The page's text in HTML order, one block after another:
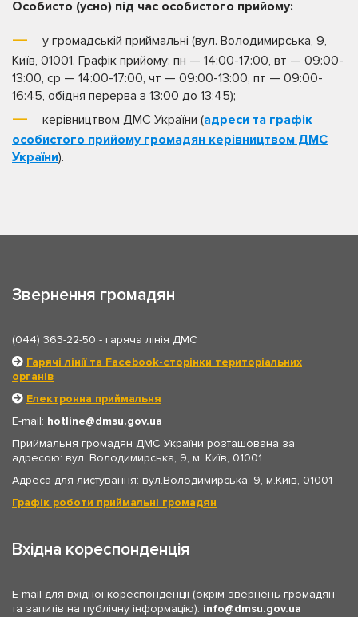
Особисто (усно) під час особистого прийому:
у громадській приймальні (вул. Володимирська, 9,
Київ, 01001. Графік прийому: пн — 14:00-17:00, вт — 09:00-
13:00, ср — 14:00-17:00, чт — 09:00-13:00, пт — 09:00-
16:45, обідня перерва з 13:00 до 13:45);
керівництвом ДМС України (адреси та графік
особистого прийому громадян керівництвом ДМС
України).
Звернення громадян
(044) 363-22-50 - гаряча лінія ДМС
Гарячі лінії та Facebook-сторінки територіальних
органів
Електронна приймальня
E-mail: hotline
dmsu.gov.ua
Приймальня громадян ДМС України розташована за
адресою: вул. Володимирська, 9, м. Київ, 01001
Адреса для листування: вул.Володимирська, 9, м.Київ, 01001
Графік роботи приймальні громадян
Вхідна кореспонденція
E-mail для вхідної кореспонденції (окрім звернень громадян
та запитів на публічну інформацію): info dmsu.gov.ua